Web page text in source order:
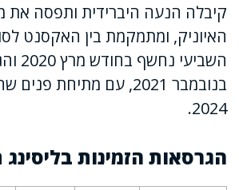
קיבלה הנעה היברידית ותפסה את
האיוניק, ומתמקמת בין האקסנט
בנובמבר 2021, עם מתיחת
2024.
הגרסאות הזמינות בליסינג